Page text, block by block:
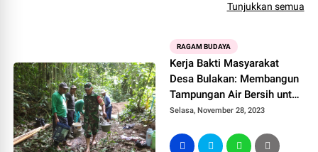
Tunjukkan semua
RAGAM BUDAYA
Kerja Bakti Masyarakat
Desa Bulakan: Membangun
Tampungan Air Bersih untuk
Kemandirian
Selasa, November 28, 2023